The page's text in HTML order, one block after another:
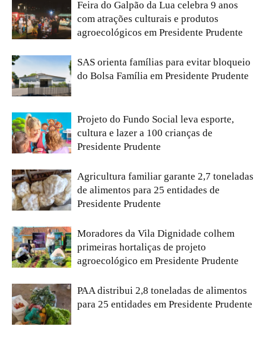
Feira do Galpão da Lua celebra 9 anos
com atrações culturais e produtos
agroecológicos em Presidente Prudente
SAS orienta famílias para evitar bloqueio
do Bolsa Família em Presidente Prudente
Projeto do Fundo Social leva esporte,
cultura e lazer a 100 crianças de
Presidente Prudente
Agricultura familiar garante 2,7 toneladas
de alimentos para 25 entidades de
Presidente Prudente
Moradores da Vila Dignidade colhem
primeiras hortaliças de projeto
agroecológico em Presidente Prudente
PAA distribui 2,8 toneladas de alimentos
para 25 entidades em Presidente Prudente